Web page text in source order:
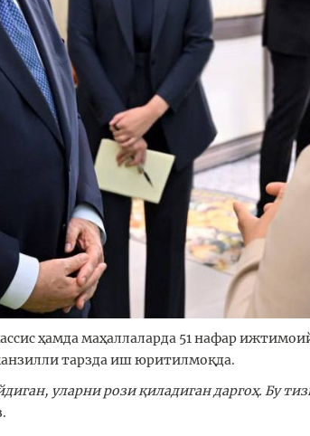
ҳамда маҳаллаларда 51 нафар
тарзда иш юритилмоқда.
уларни рози қиладиган даргоҳ. Бу